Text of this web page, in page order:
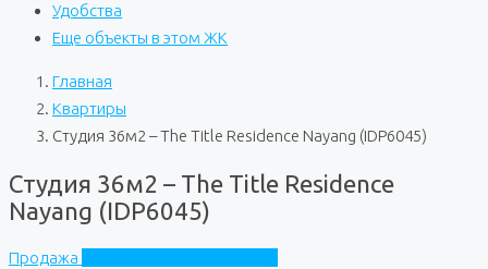
Удобства
Еще объекты в этом ЖК
Главная
Квартиры
Студия 36м2 – The Title Residence Nayang (IDP6045)
Студия 36м2 – The Title Residence
Nayang (IDP6045)
Продажа